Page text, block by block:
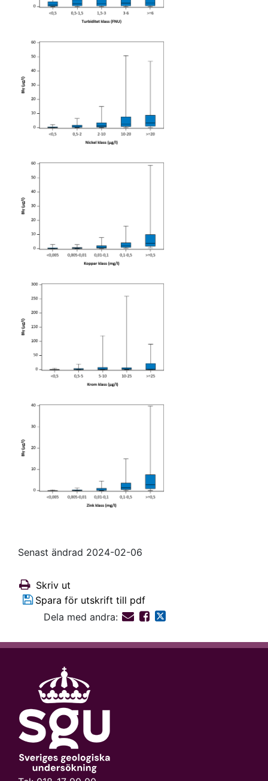
Senast ändrad 2024-02-06
Skriv ut
Spara för utskrift till pdf
Dela med andra: